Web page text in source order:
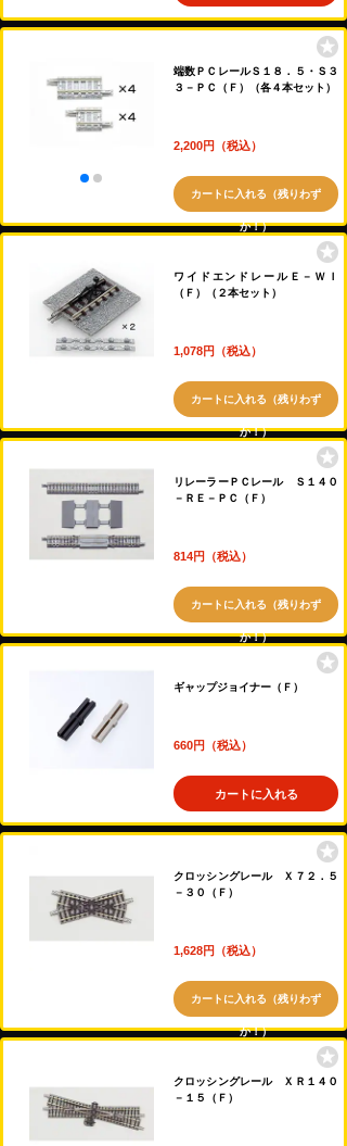
端数ＰＣレールＳ１８．５・Ｓ３
３－ＰＣ（Ｆ）（各４本セット）
2,200円（税込）
カートに入れる（残りわず
か！）
ワイドエンドレールＥ－ＷＩ
（Ｆ）（２本セット）
1,078円（税込）
カートに入れる（残りわず
か！）
リレーラーＰＣレール Ｓ１４０
－ＲＥ－ＰＣ（Ｆ）
814円（税込）
カートに入れる（残りわず
か！）
ギャップジョイナー（Ｆ）
660円（税込）
カートに入れる
クロッシングレール Ｘ７２．５
－３０（Ｆ）
1,628円（税込）
カートに入れる（残りわず
か！）
クロッシングレール ＸＲ１４０
－１５（Ｆ）